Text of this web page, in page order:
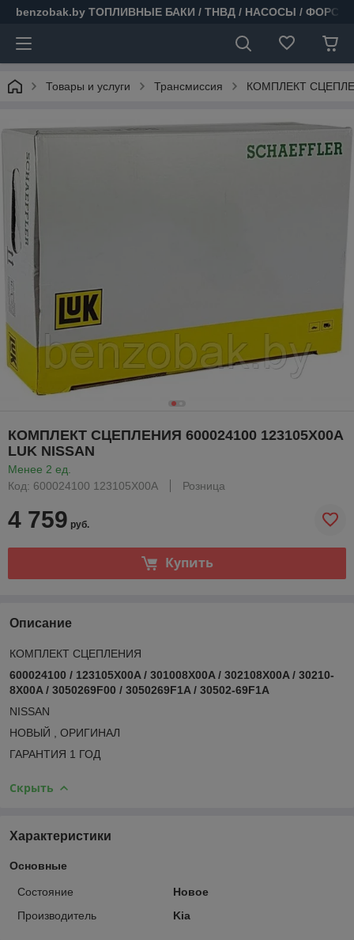
benzobak.by ТОПЛИВНЫЕ БАКИ / ТНВД / НАСОСЫ /
Товары и услуги Трансмиссия КОМПЛЕКТ
КОМПЛЕКТ СЦЕПЛЕНИЯ 600024100 123105X00A
LUK NISSAN
Менее 2 ед.
Код: 600024100 123105X00A
Розница
4 759 руб.
Купить
Описание
КОМПЛЕКТ СЦЕПЛЕНИЯ
600024100 / 123105X00A / 301008X00A / 302108X00A / 30210-
8X00A / 3050269F00 / 3050269F1A / 30502-69F1A
NISSAN
НОВЫЙ , ОРИГИНАЛ
ГАРАНТИЯ 1 ГОД
Скрыть
Характеристики
Основные
Состояние
Новое
Производитель
Kia